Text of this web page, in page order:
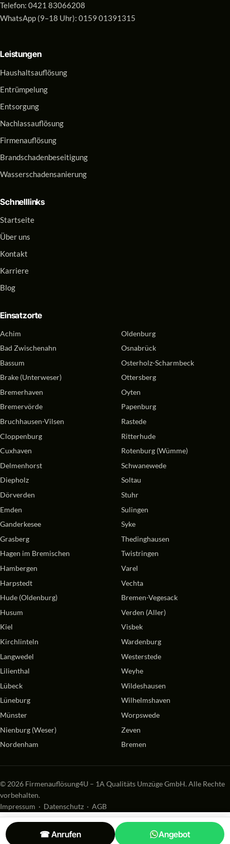
Telefon: 0421 83066208
WhatsApp (9–18 Uhr): 0159 01391315
Leistungen
Haushaltsauflösung
Entrümpelung
Entsorgung
Nachlassauflösung
Firmenauflösung
Brandschadenbeseitigung
Wasserschadensanierung
Schnelllinks
Startseite
Über uns
Kontakt
Karriere
Blog
Einsatzorte
Achim
Bad Zwischenahn
Bassum
Brake (Unterweser)
Bremerhaven
Bremervörde
Bruchhausen-Vilsen
Cloppenburg
Cuxhaven
Delmenhorst
Diepholz
Dörverden
Emden
Ganderkesee
Grasberg
Hagen im Bremischen
Hambergen
Harpstedt
Hude (Oldenburg)
Husum
Kiel
Kirchlinteln
Langwedel
Lilienthal
Lübeck
Lüneburg
Münster
Nienburg (Weser)
Nordenham
Oldenburg
Osnabrück
Osterholz-Scharmbeck
Ottersberg
Oyten
Papenburg
Rastede
Ritterhude
Rotenburg (Wümme)
Schwanewede
Soltau
Stuhr
Sulingen
Syke
Thedinghausen
Twistringen
Varel
Vechta
Bremen-Vegesack
Verden (Aller)
Visbek
Wardenburg
Westerstede
Weyhe
Wildeshausen
Wilhelmshaven
Worpswede
Zeven
Bremen
© 2026 Firmenauflösung4U – 1A Qualitäts Umzüge GmbH. Alle Rechte
vorbehalten.
Impressum · Datenschutz · AGB
☎ Anrufen Angebot